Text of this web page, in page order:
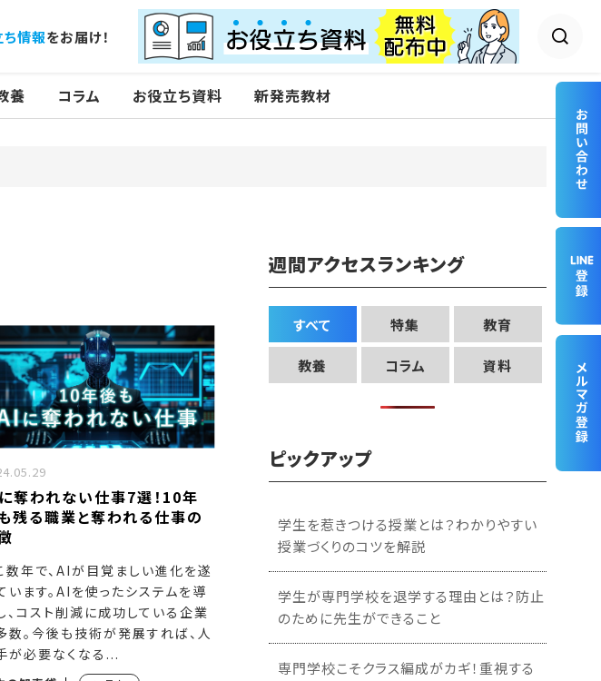
情報をお届け！
養 コラム お役立ち資料 新発売教材
奪われない仕事7選！10年
残る職業と奪われる仕事の
数年で、AIが目覚ましい進化を遂
います。AIを使ったシステムを導
、コスト削減に成功している企業
数。今後も技術が発展すれば、人
が必要なくなる...
週間アクセスランキング
すべて 特集 教育
教養 コラム 資料
ピックアップ
学生を惹きつける授業とは？わかりやすい
授業づくりのコツを解説
学生が専門学校を退学する理由とは？防止
のために先生ができること
専門学校こそクラス編成がカギ！重視する